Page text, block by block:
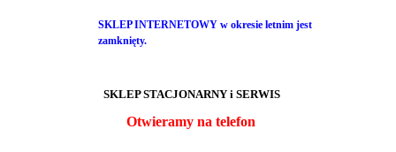
SKLEP INTERNETOWY w okresie letnim jest
zamknięty.
SKLEP STACJONARNY i SERWIS
Otwieramy na telefon